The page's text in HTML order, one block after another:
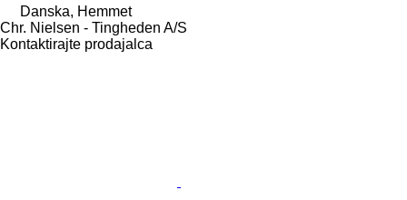
Danska, Hemmet
Chr. Nielsen - Tingheden A/S
Kontaktirajte prodajalca